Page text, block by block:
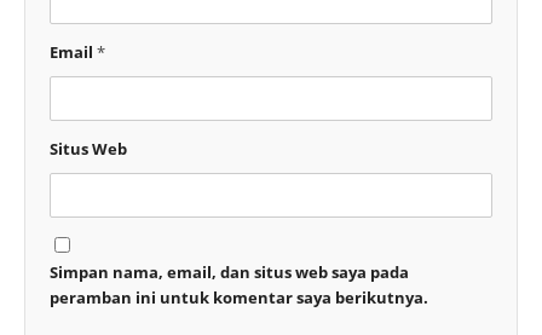
Email *
Situs Web
Simpan nama, email, dan situs web saya pada
peramban ini untuk komentar saya berikutnya.